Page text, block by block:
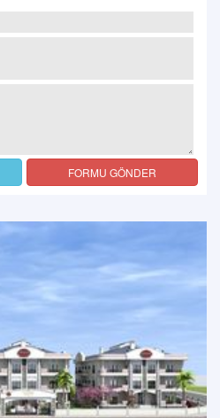
FORMU GÖNDER